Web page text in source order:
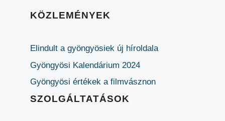
KÖZLEMÉNYEK
Elindult a gyöngyösiek új híroldala
Gyöngyösi Kalendárium 2024
Gyöngyösi értékek a filmvásznon
SZOLGÁLTATÁSOK